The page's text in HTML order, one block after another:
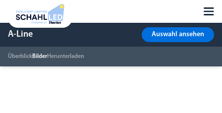
A-Line
ÜberblickBilderHerunterladen
Auswahl ansehen